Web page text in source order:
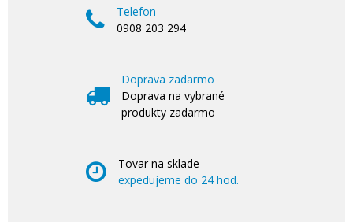
Telefon
0908 203 294
Doprava zadarmo
Doprava na vybrané
produkty zadarmo
Tovar na sklade
expedujeme do 24 hod.